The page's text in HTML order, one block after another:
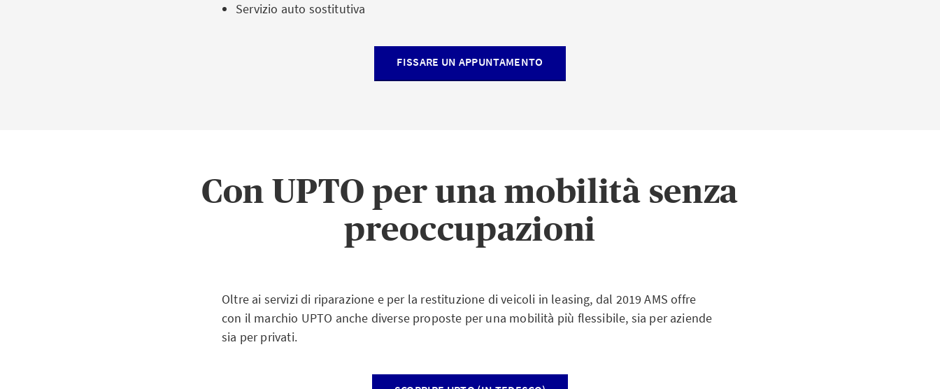
Servizio auto sostitutiva
FISSARE UN APPUNTAMENTO
Con UPTO per una mobilità senza
preoccupazioni
Oltre ai servizi di riparazione e per la restituzione di veicoli in leasing, dal 2019 AMS offre
con il marchio UPTO anche diverse proposte per una mobilità più flessibile, sia per aziende
sia per privati.